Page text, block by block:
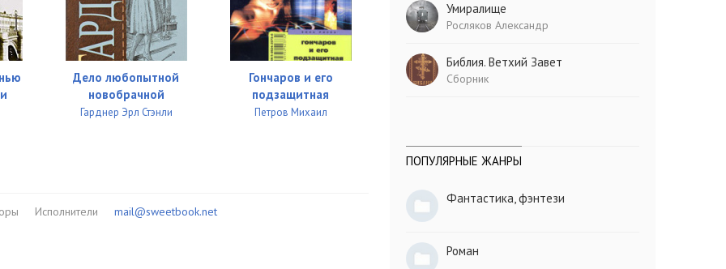
05:03
05:02
05:04
Дело любопытной
новобрачной
Гарднер Эрл Стэнли
Гончаров и его
подзащитная
Петров Михаил
Исполнители mail@sweetbook.net
Умиралище
Росляков Александр
Библия. Ветхий Завет
Сборник
ПОПУЛЯРНЫЕ ЖАНРЫ
Фантастика, фэнтези
Роман